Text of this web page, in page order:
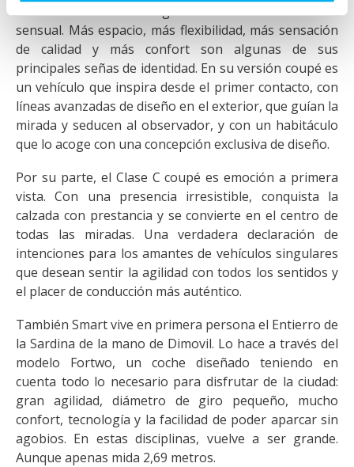
de la fusión de los rasgos de un SUV con claridad
sensual. Más espacio, más flexibilidad, más sensación
de calidad y más confort son algunas de sus
principales señas de identidad. En su versión coupé es
un vehículo que inspira desde el primer contacto, con
líneas avanzadas de diseño en el exterior, que guían la
mirada y seducen al observador, y con un habitáculo
que lo acoge con una concepción exclusiva de diseño.
Por su parte, el Clase C coupé es emoción a primera
vista. Con una presencia irresistible, conquista la
calzada con prestancia y se convierte en el centro de
todas las miradas. Una verdadera declaración de
intenciones para los amantes de vehículos singulares
que desean sentir la agilidad con todos los sentidos y
el placer de conducción más auténtico.
También Smart vive en primera persona el Entierro de
la Sardina de la mano de Dimovil. Lo hace a través del
modelo Fortwo, un coche diseñado teniendo en
cuenta todo lo necesario para disfrutar de la ciudad:
gran agilidad, diámetro de giro pequeño, mucho
confort, tecnología y la facilidad de poder aparcar sin
agobios. En estas disciplinas, vuelve a ser grande.
Aunque apenas mida 2,69 metros.